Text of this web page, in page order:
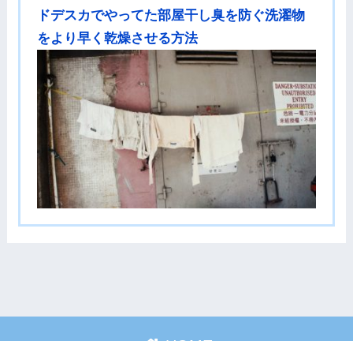
ドデスカでやってた部屋干し臭を防ぐ洗濯物
をより早く乾燥させる方法